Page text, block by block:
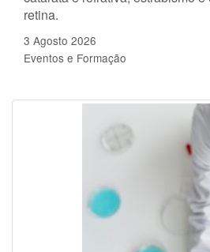
retina.
3 Agosto 2026
Eventos e Formação